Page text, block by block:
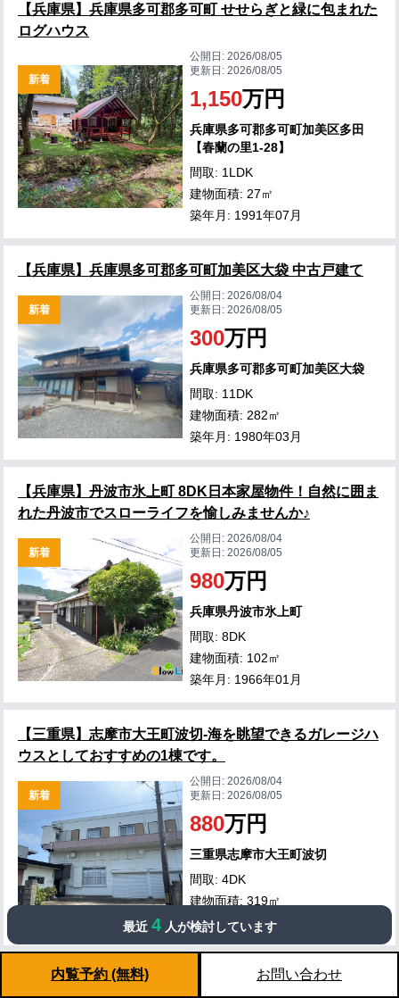
【兵庫県】兵庫県多可郡多可町 せせらぎと緑に包まれた
ログハウス
新着
公開日:2026/08/05
更新日:2026/08/05
1,150万円
兵庫県多可郡多可町加美区多田
【春蘭の里1-28】
間取: 1LDK
建物面積: 27㎡
築年月: 1991年07月
【兵庫県】兵庫県多可郡多可町加美区大袋 中古戸建て
新着
公開日:2026/08/04
更新日:2026/08/05
300万円
兵庫県多可郡多可町加美区大袋
間取: 11DK
建物面積: 282㎡
築年月: 1980年03月
【兵庫県】丹波市氷上町 8DK日本家屋物件！自然に囲ま
れた丹波市でスローライフを愉しみませんか♪
新着
公開日:2026/08/04
更新日:2026/08/05
980万円
兵庫県丹波市氷上町
間取: 8DK
建物面積: 102㎡
築年月: 1966年01月
【三重県】志摩市大王町波切-海を眺望できるガレージハ
ウスとしておすすめの1棟です。
新着
公開日:2026/08/04
更新日:2026/08/05
880万円
三重県志摩市大王町波切
間取: 4DK
建物面積: 319㎡
築年月: 1980年02月
【滋賀県】滋賀県高島市マキノ町 メタセコイヤ並木から
最近 4 人が検討しています
内覧予約 (無料) お問い合わせ